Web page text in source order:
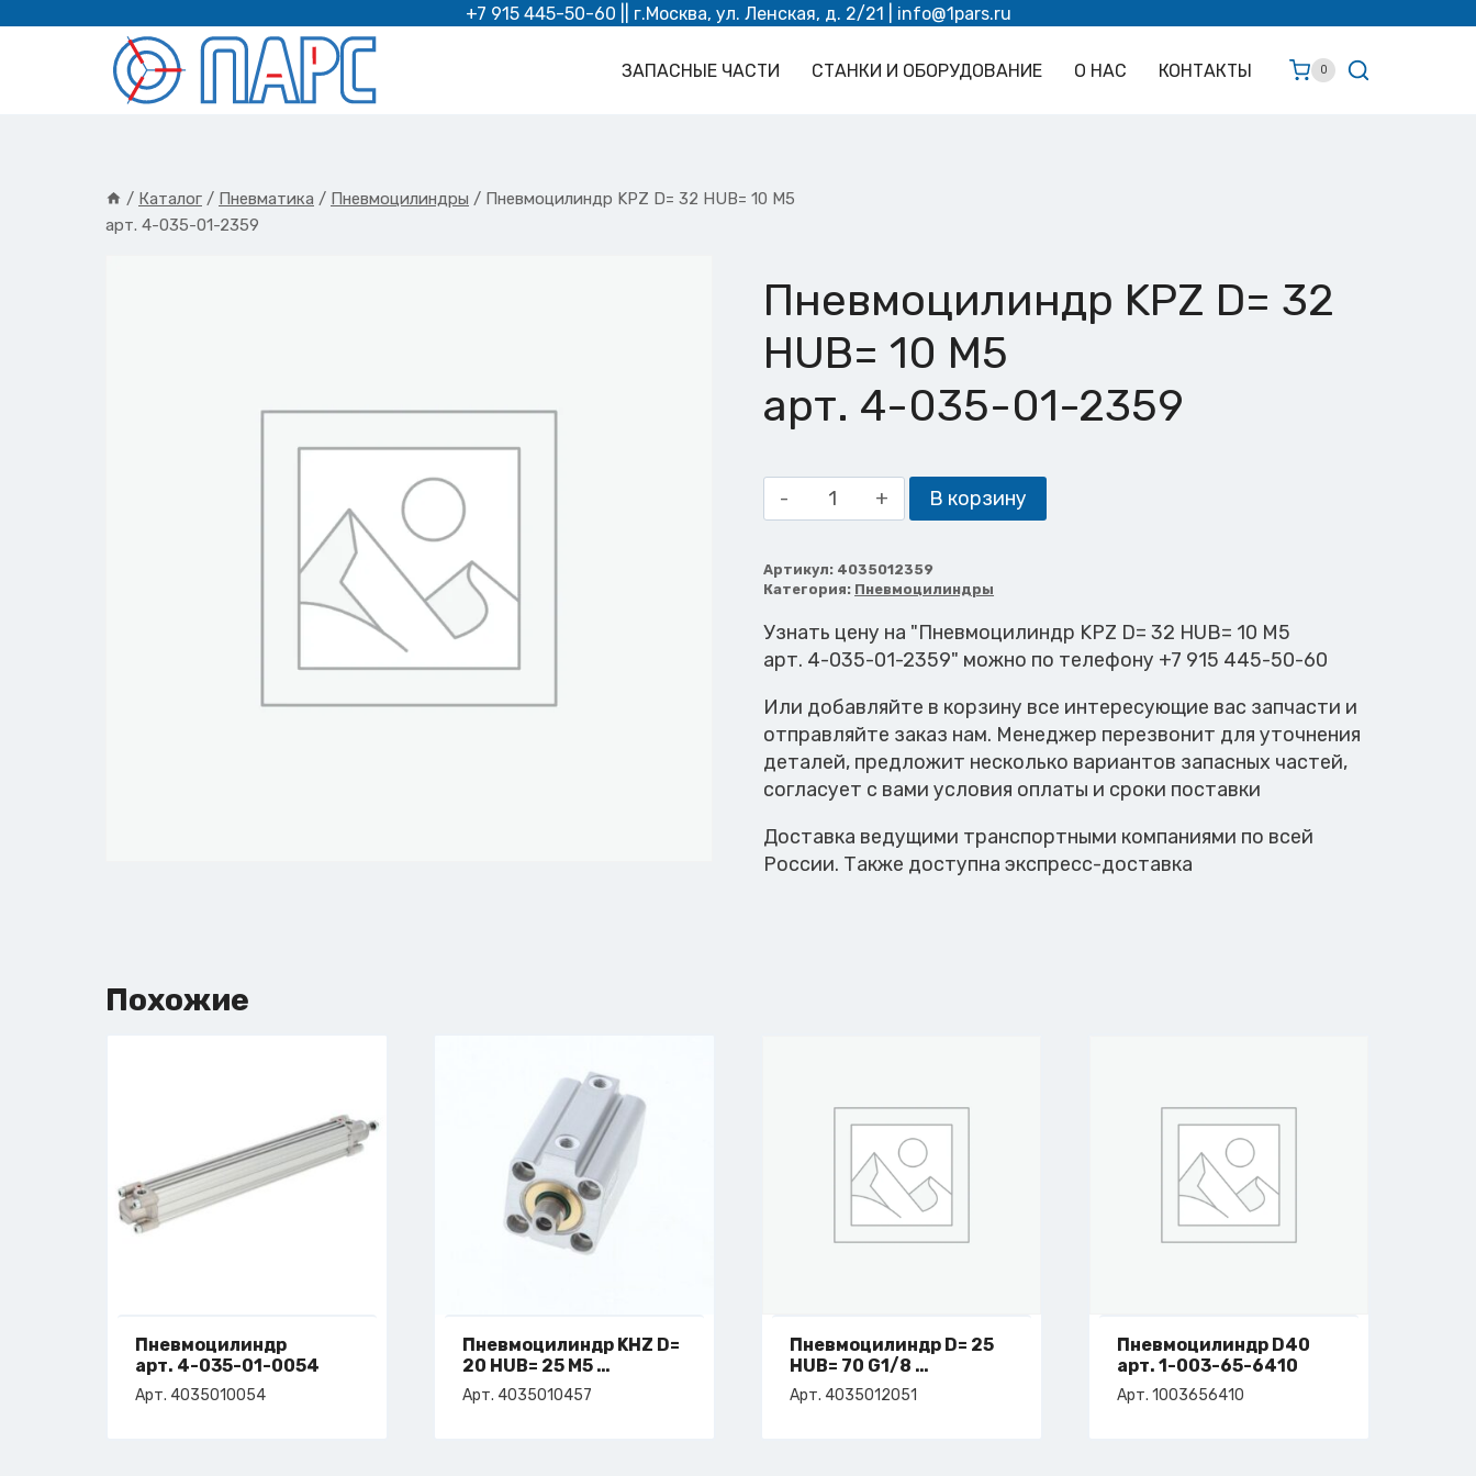
содержимому
+7 915 445-50-60 || г.Москва, ул. Ленская, д. 2/21 | info@1pars.ru
ЗАПАСНЫЕ ЧАСТИ СТАНКИ И ОБОРУДОВАНИЕ О НАС КОНТАКТЫ 0
/ Каталог / Пневматика / Пневмоцилиндры / Пневмоцилиндр KPZ D= 32 HUB= 10 M5
арт. 4-035-01-2359
Пневмоцилиндр KPZ D= 32
HUB= 10 M5
арт. 4-035-01-2359
Количество
товара
KPZ
D=
32
HUB=
M5
В корзину
Артикул: 4035012359
Категория: Пневмоцилиндры
Узнать цену на "Пневмоцилиндр KPZ D= 32 HUB= 10 M5
арт. 4-035-01-2359" можно по телефону +7 915 445-50-60
Или добавляйте в корзину все интересующие вас запчасти и
отправляйте заказ нам. Менеджер перезвонит для уточнения
деталей, предложит несколько вариантов запасных частей,
согласует с вами условия оплаты и сроки поставки
Доставка ведущими транспортными компаниями по всей
России. Также доступна экспресс-доставка
Похожие
Пневмоцилиндр
арт. 4-035-01-0054
Арт. 4035010054
Пневмоцилиндр KHZ D=
20 HUB= 25 M5
арт. 4-035-01-0457
Арт. 4035010457
Пневмоцилиндр D= 25
HUB= 70 G1/8
арт. 4-035-01-2051
Арт. 4035012051
Пневмоцилиндр D40
арт. 1-003-65-6410
Арт. 1003656410